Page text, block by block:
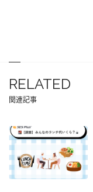
RELATED
関連記事